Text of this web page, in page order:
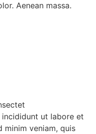
Aenean massa.
ut labore et
minim veniam, quis